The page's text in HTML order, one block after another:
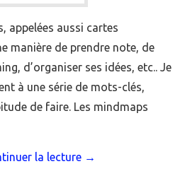
appelées aussi cartes
manière de prendre note, de
d’organiser ses idées, etc.. Je
à une série de mots-clés,
de faire. Les mindmaps
la lecture →